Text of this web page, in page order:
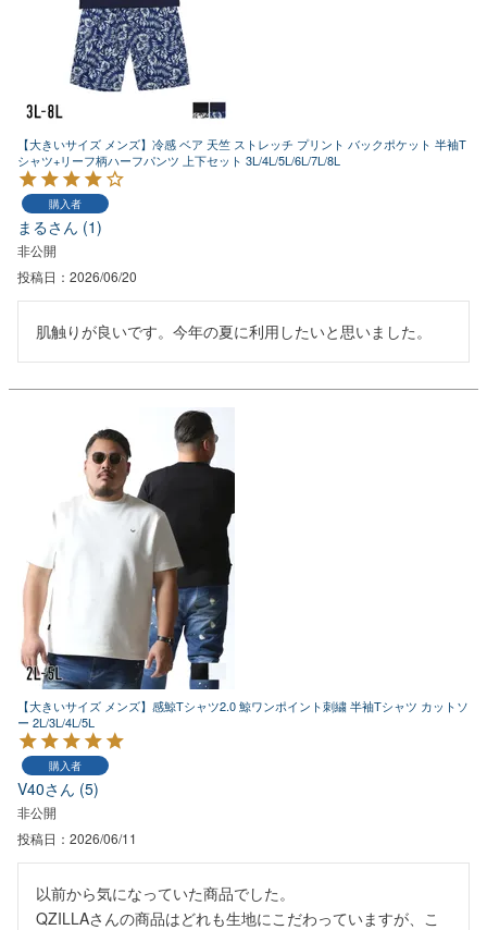
【大きいサイズ メンズ】冷感 ベア 天竺 ストレッチ プリント バックポケット 半袖T
シャツ+リーフ柄ハーフパンツ 上下セット 3L/4L/5L/6L/7L/8L
購入者
まる 1
非公開
投稿日
2026/06/20
肌触りが良いです。今年の夏に利用したいと思いました。
【大きいサイズ メンズ】感鯨Tシャツ2.0 鯨ワンポイント刺繍 半袖Tシャツ カットソ
ー 2L/3L/4L/5L
購入者
V40 5
非公開
投稿日
2026/06/11
以前から気になっていた商品でした。
QZILLAさんの商品はどれも生地にこだわっていますが、こ